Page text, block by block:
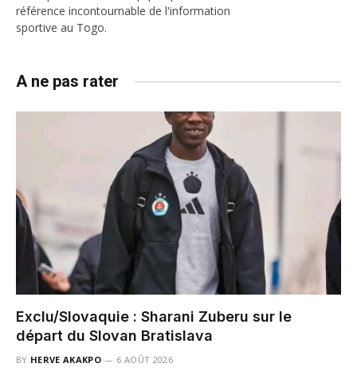
référence incontournable de l'information
sportive au Togo.
A ne pas rater
Exclu/Slovaquie : Sharani Zuberu sur le
départ du Slovan Bratislava
BY HERVE AKAKPO 6 AOÛT 2026